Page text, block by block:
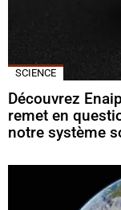
SCIENCE
Découvrez
remet en
notre système